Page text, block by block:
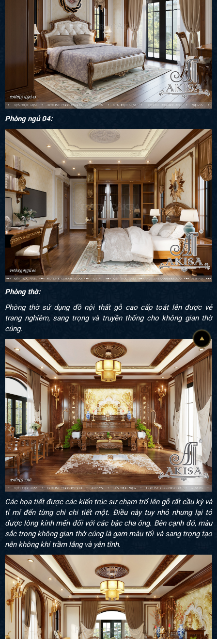
Phòng ngủ 04:
Phòng thờ:
Phòng thờ sử dụng đồ nội thất gỗ cao cấp toát lên được vẻ
trang nghiêm, sang trọng và truyền thống cho không gian thờ
cúng.
Các họa tiết được các kiến trúc sư chạm trổ lên gỗ rất cầu kỳ và
tỉ mỉ đến từng chi chi tiết một. Điều này tuy nhỏ nhưng lại tỏ
được lòng kính mến đối với các bậc cha ông. Bên cạnh đó, màu
sắc trong không gian thờ cúng là gam màu tối và sang trọng tạo
nên không khí trầm lắng và yên tĩnh.